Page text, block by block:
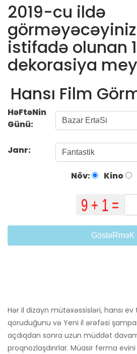
2019-cu ildə
istifadə olunan
dekorasiya
Hansı Film
HəFtəNin
Günü:
Janr:
Növ: Kino
GöstəRməK
Hər il dizayn mütəxəssisləri, hansı
qoruduğunu və Yeni il ərəfəsi
açdıqdan sonra uzun müddət
proqnozlaşdırırlar. Müasir ferma